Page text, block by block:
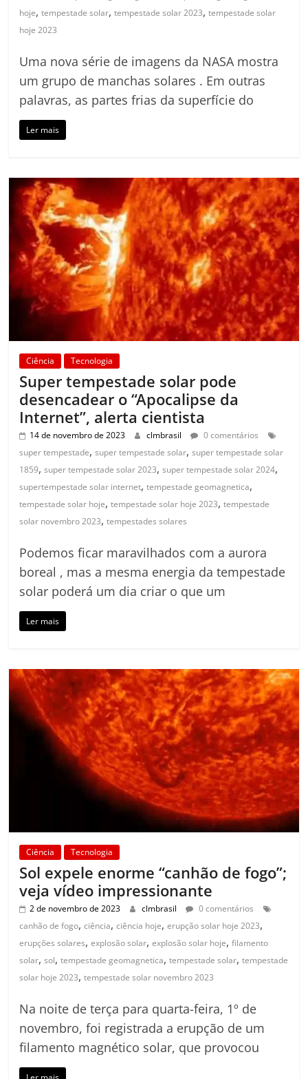
hoje,tempestade solar,tempestade solar 2023,tempestade solar
hoje 2023
Uma nova série de imagens da NASA mostra
um grupo de manchas solares . Em outras
palavras, as partes frias da superfície do
Ler mais
Ciência Tecnologia
Super tempestade solar pode
desencadear o “Apocalipse da
Internet”, alerta cientista
14 de novembro de 2023 clmbrasil
0 comentários
super tempestade,super tempestade solar,super tempestade solar
1859,super tempestade solar 2023,super tempestade solar 2024,
supertempestade solar internet,tempestade geomagnetica,
tempestade solar hoje,tempestade solar hoje 2023,tempestade
solar novembro 2023,tempestades solares
Podemos ficar maravilhados com a aurora
boreal , mas a mesma energia da tempestade
solar poderá um dia criar o que um
Ler mais
Ciência Tecnologia
Sol expele enorme “canhão de fogo”;
veja vídeo impressionante
2 de novembro de 2023 clmbrasil
0 comentários
canhão de fogo,ciência,ciência hoje,erupção solar hoje 2023,
erupções solares,explosão solar,explosão solar hoje,filamento
solar,sol,tempestade geomagnetica,tempestade solar,tempestade
solar hoje 2023,tempestade solar novembro 2023
Na noite de terça para quarta-feira, 1º de
novembro, foi registrada a erupção de um
filamento magnético solar, que provocou